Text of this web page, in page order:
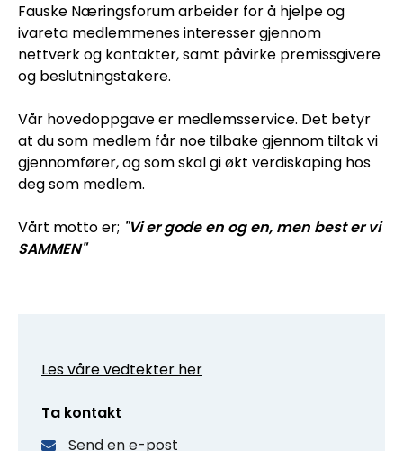
Fauske Næringsforum arbeider for å hjelpe og
ivareta medlemmenes interesser gjennom
nettverk og kontakter, samt påvirke premissgivere
og beslutningstakere.
Vår hovedoppgave er medlemsservice. Det betyr
at du som medlem får noe tilbake gjennom tiltak vi
gjennomfører, og som skal gi økt verdiskaping hos
deg som medlem.
Vårt motto er; "Vi er gode en og en, men best er vi
SAMMEN"
Les våre vedtekter her
Ta kontakt
Send en e-post